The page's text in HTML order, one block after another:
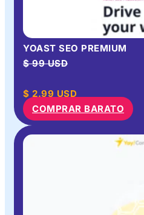
YOAST SEO PREMIUM
$ 99 USD
$ 2.99 USD
COMPRAR BARATO